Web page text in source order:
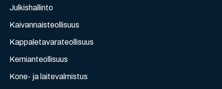
Julkishallinto
Kaivannaisteollisuus
Kappaletavarateollisuus
Kemianteollisuus
Kone- ja laitevalmistus